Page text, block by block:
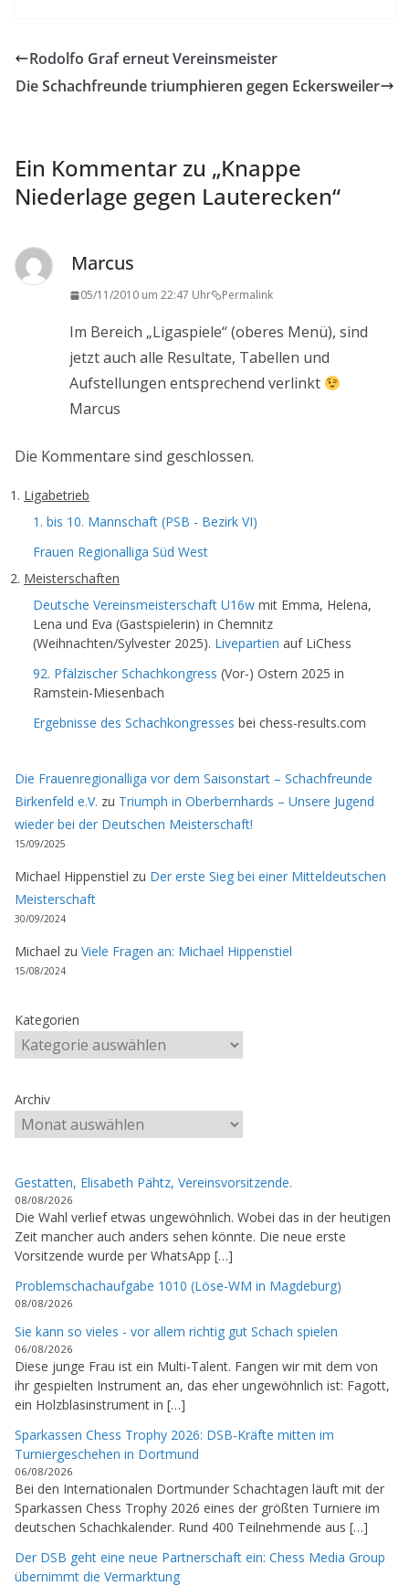
Rodolfo Graf erneut Vereinsmeister
Die Schachfreunde triumphieren gegen Eckersweiler
Ein Kommentar zu „Knappe
Niederlage gegen Lauterecken“
Marcus
05/11/2010 um 22:47 Uhr Permalink
Im Bereich „Ligaspiele“ (oberes Menü), sind
jetzt auch alle Resultate, Tabellen und
Aufstellungen entsprechend verlinkt
Marcus
Die Kommentare sind geschlossen.
Ligabetrieb
1. bis 10. Mannschaft (PSB - Bezirk VI)
Frauen Regionalliga Süd West
Meisterschaften
Deutsche Vereinsmeisterschaft U16w mit Emma, Helena,
Lena und Eva (Gastspielerin) in Chemnitz
(Weihnachten/Sylvester 2025). Livepartien auf LiChess
92. Pfälzischer Schachkongress (Vor-) Ostern 2025 in
Ramstein-Miesenbach
Ergebnisse des Schachkongresses bei chess-results.com
Die Frauenregionalliga vor dem Saisonstart – Schachfreunde
Birkenfeld e.V. zu Triumph in Oberbernhards – Unsere Jugend
wieder bei der Deutschen Meisterschaft!
15/09/2025
Michael Hippenstiel zu Der erste Sieg bei einer Mitteldeutschen
Meisterschaft
30/09/2024
Michael zu Viele Fragen an: Michael Hippenstiel
15/08/2024
Kategorien
Archiv
Gestatten, Elisabeth Pähtz, Vereinsvorsitzende.
08/08/2026
Die Wahl verlief etwas ungewöhnlich. Wobei das in der heutigen
Zeit mancher auch anders sehen könnte. Die neue erste
Vorsitzende wurde per WhatsApp […]
Problemschachaufgabe 1010 (Löse-WM in Magdeburg)
08/08/2026
Sie kann so vieles - vor allem richtig gut Schach spielen
06/08/2026
Diese junge Frau ist ein Multi-Talent. Fangen wir mit dem von
ihr gespielten Instrument an, das eher ungewöhnlich ist: Fagott,
ein Holzblasinstrument in […]
Sparkassen Chess Trophy 2026: DSB-Kräfte mitten im
Turniergeschehen in Dortmund
06/08/2026
Bei den Internationalen Dortmunder Schachtagen läuft mit der
Sparkassen Chess Trophy 2026 eines der größten Turniere im
deutschen Schachkalender. Rund 400 Teilnehmende aus […]
Der DSB geht eine neue Partnerschaft ein: Chess Media Group
übernimmt die Vermarktung